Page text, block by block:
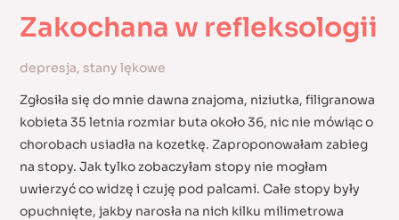
Zakochana w refleksologii
depresja, stany lękowe
Zgłosiła się do mnie dawna znajoma, niziutka, filigranowa
kobieta 35 letnia rozmiar buta około 36, nic nie mówiąc o
chorobach usiadła na kozetkę. Zaproponowałam zabieg
na stopy. Jak tylko zobaczyłam stopy nie mogłam
uwierzyć co widzę i czuję pod palcami. Całe stopy były
opuchnięte, jakby narosła na nich kilku milimetrowa